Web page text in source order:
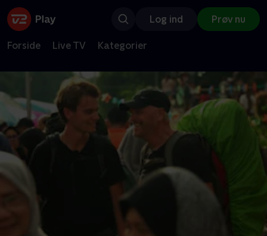
Log ind Prøv nu
Forside Live TV Kategorier